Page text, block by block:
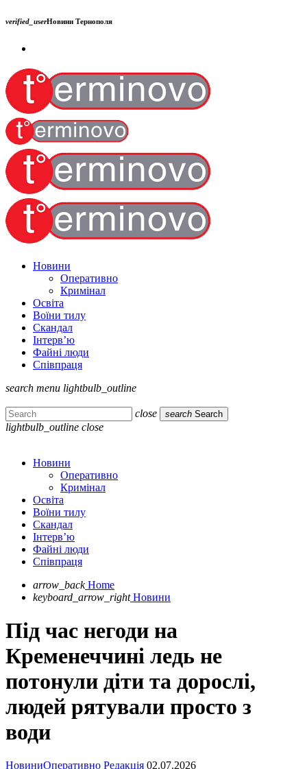
verified_userНовини Тернополя
Новини
Оперативно
Кримінал
Освіта
Воїни тилу
Скандал
Інтерв’ю
Файні люди
Співпраця
search menu lightbulb_outline
close search Search
lightbulb_outline close
Новини
Оперативно
Кримінал
Освіта
Воїни тилу
Скандал
Інтерв’ю
Файні люди
Співпраця
arrow_back Home
keyboard_arrow_right Новини
Під час негоди на
Кременеччині ледь не
потонули діти та дорослі,
людей рятували просто з
води
НовиниОперативно Редакція 02.07.2026